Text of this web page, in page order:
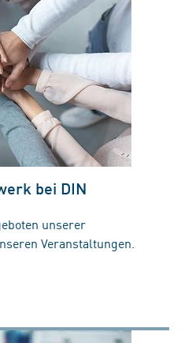
bei DIN
unserer
Veranstaltungen.